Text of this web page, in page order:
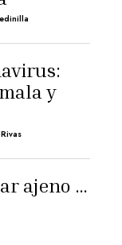
y
ajeno …